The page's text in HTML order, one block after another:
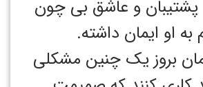
و عاشق بی چون
او ایمان داشته.
بروز یک چنین مشکلی